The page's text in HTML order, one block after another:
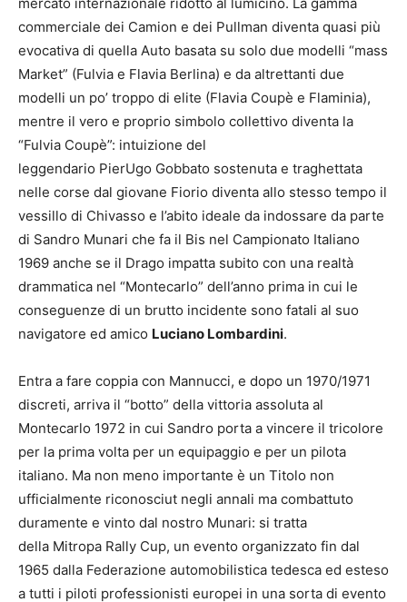
commerciale dei Camion e dei Pullman diventa quasi più
evocativa di quella Auto basata su solo due modelli “mass
Market” (Fulvia e Flavia Berlina) e da altrettanti due
modelli un po’ troppo di elite (Flavia Coupè e Flaminia),
mentre il vero e proprio simbolo collettivo diventa la
“Fulvia Coupè”: intuizione del
leggendario PierUgo Gobbato sostenuta e traghettata
nelle corse dal giovane Fiorio diventa allo stesso tempo il
vessillo di Chivasso e l’abito ideale da indossare da parte
di Sandro Munari che fa il Bis nel Campionato Italiano
1969 anche se il Drago impatta subito con una realtà
drammatica nel “Montecarlo” dell’anno prima in cui le
conseguenze di un brutto incidente sono fatali al suo
navigatore ed amico Luciano Lombardini.
Entra a fare coppia con Mannucci, e dopo un 1970/1971
discreti, arriva il “botto” della vittoria assoluta al
Montecarlo 1972 in cui Sandro porta a vincere il tricolore
per la prima volta per un equipaggio e per un pilota
italiano. Ma non meno importante è un Titolo non
ufficialmente riconosciut negli annali ma combattuto
duramente e vinto dal nostro Munari: si tratta
della Mitropa Rally Cup, un evento organizzato fin dal
1965 dalla Federazione automobilistica tedesca ed esteso
a tutti i piloti professionisti europei in una sorta di evento